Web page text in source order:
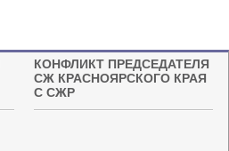
КОНФЛИКТ ПРЕДСЕДАТЕЛЯ
СЖ КРАСНОЯРСКОГО КРАЯ
С СЖР